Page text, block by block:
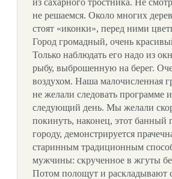
из сахарного тростника. Не
не решаемся. Около многих
стоят «иконки», перед ними
Город громадный, очень
Только наблюдать его надо из
рыбу, выброшенную на берег.
воздухом. Наша малочисленная
не желали следовать программе
следующий день. Мы желали
покинуть, наконец, этот банный
городу, демонстрируется
старинным традиционным
мужчины: скрученное в жгуты
Потом полощут и раскладывают